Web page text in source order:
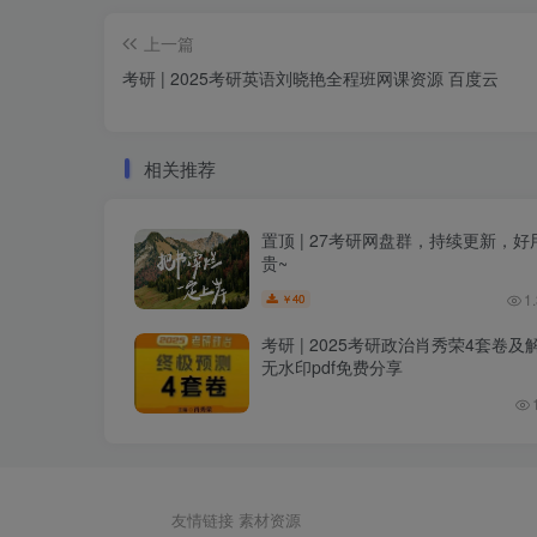
上一篇
考研 | 2025考研英语刘晓艳全程班网课资源 百度云
相关推荐
置顶 | 27考研网盘群，持续更新，好
贵~
￥40
考研 | 2025考研政治肖秀荣4套卷及
无水印pdf免费分享
友情链接 素材资源